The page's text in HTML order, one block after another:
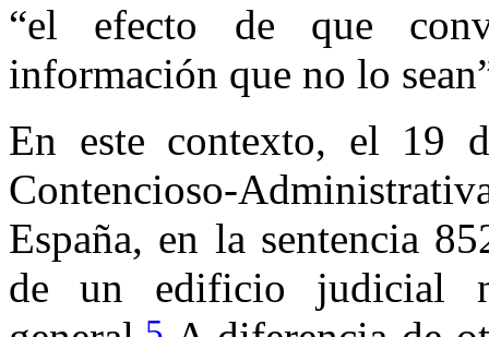
“el efecto de que
información que no lo
En este contexto, el 19
Contencioso-
España, en la sentencia
de un edificio judicial